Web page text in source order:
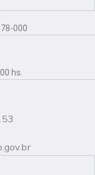
000
hs.